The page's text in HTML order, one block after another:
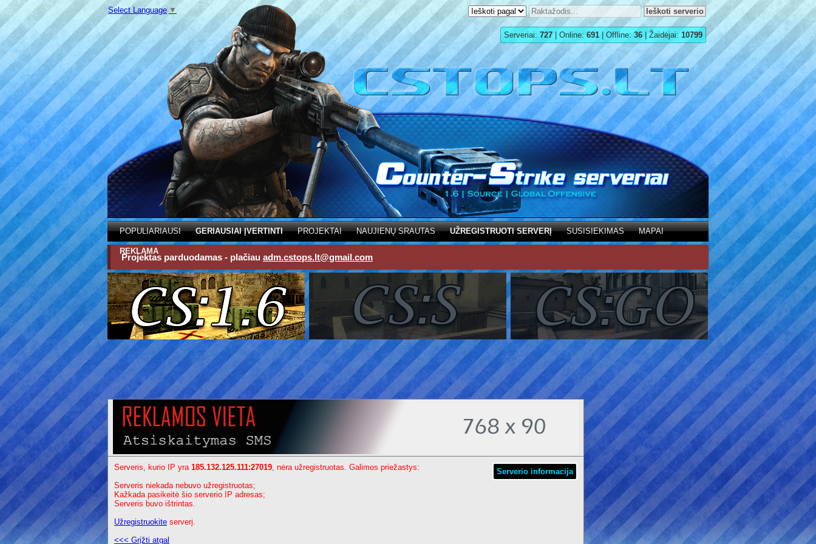
Select Language ▼
Serveriai: 727 | Online: 691 | Offline: 36 | Žaidėjai: 10799
POPULIARIAUSI GERIAUSIAI ĮVERTINTI PROJEKTAI NAUJIENŲ SRAUTAS UŽREGISTRUOTI SERVERĮ SUSISIEKIMAS MAPAI
REKLAMA
Projektas parduodamas - plačiau adm.cstops.lt@gmail.com
Serverio informacija
Serveris, kurio IP yra 185.132.125.111:27019, nėra užregistruotas. Galimos priežastys:
Serveris niekada nebuvo užregistruotas;
Kažkada pasikeitė šio serverio IP adresas;
Serveris buvo ištrintas.
Užregistruokite serverį.
<<< Grįžti atgal